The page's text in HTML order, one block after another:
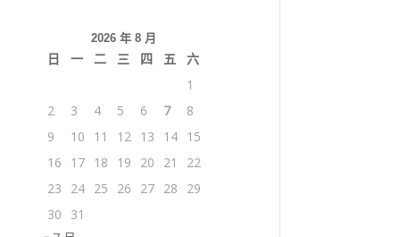
2026 年 8 月
日 一 二 三 四 五
六
1
2
3 4 5 6 7
8
9
10 11 12 13 14
15
16
17 18 19 20 21
22
23
24 25 26 27 28
29
30
31